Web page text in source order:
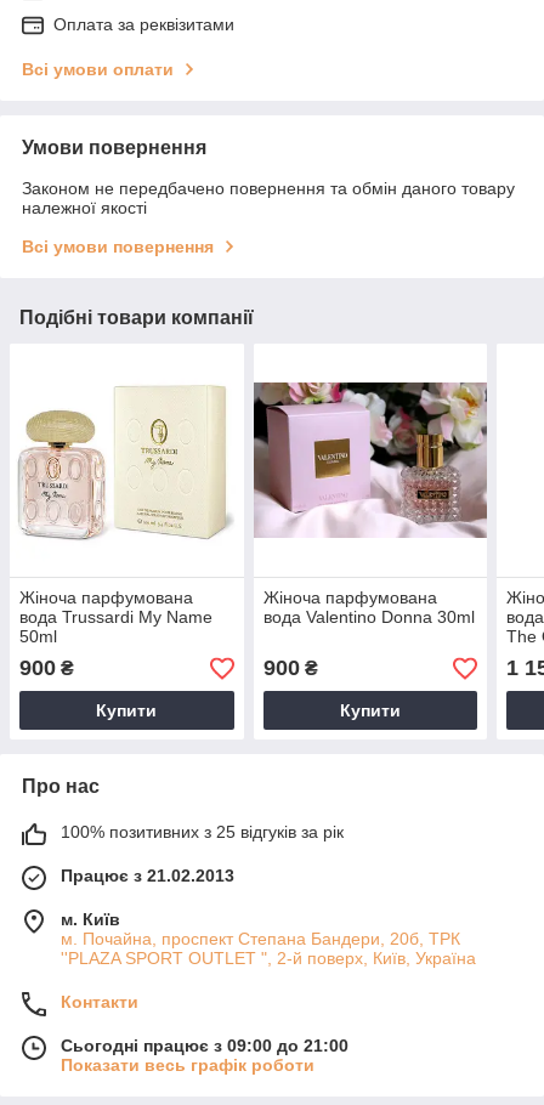
Оплата за реквізитами
Всі умови оплати
Умови повернення
Законом не передбачено повернення та обмін даного товару
належної якості
Всі умови повернення
Подібні товари компанії
Жіноча парфумована
вода Trussardi My Name
50ml
900 ₴
Купити
Жіноча парфумована
вода Valentino Donna 30ml
900₴
Купити
The
1
Про нас
100% позитивних з 25 відгуків за рік
Працює з 21.02.2013
м. Київ
м. Почайна, проспект Степана Бандери, 20б, ТРК
''PLAZA SPORT OUTLET ", 2-й поверх, Київ, Україна
Контакти
Сьогодні працює з 09:00 до 21:00
Показати весь графік роботи